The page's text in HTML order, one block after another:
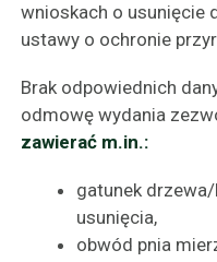
wnioskach o usunięcie
ustawy o ochronie
Brak odpowiednich
odmowę wydania
zawierać m.in.:
gatunek
usunięcia,
obwód pnia